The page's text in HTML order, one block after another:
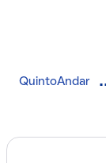
QuintoAndar